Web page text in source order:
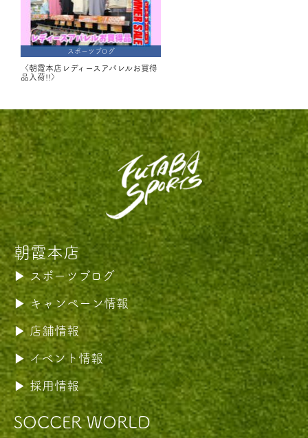
スポーツブログ
〈朝霞本店レディースアパレルお買得
品入荷!!〉
朝霞本店
スポーツブログ
キャンペーン情報
店舗情報
イベント情報
採用情報
SOCCER WORLD